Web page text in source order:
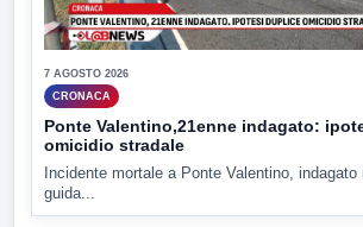
7 AGOSTO 2026
CRONACA
Ponte Valentino,21enne indagato:
omicidio stradale
Incidente mortale a Ponte Valentino, indagato
guida...